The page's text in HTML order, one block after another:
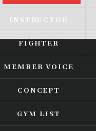
INSTRUCTOR
FIGHTER
MEMBER VOICE
CONCEPT
GYM LIST